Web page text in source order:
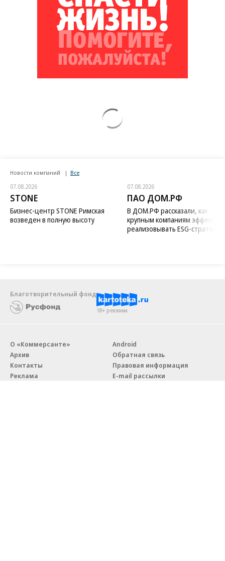
Новости компаний Все
07.08.2026
STONE
Бизнес-центр STONE Римская
возведен в полную высоту
07.08.2026
ПАО ДОМ.РФ
В ДОМ.РФ рассказали, как
крупным компаниям
реализовывать ESG-стратегию
Благотворительный фонд
18+ реклама
О «Коммерсанте»
Архив
Контакты
Реклама
Android
Обратная связь
Правовая информация
E-mail рассылки